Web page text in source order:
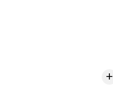
+